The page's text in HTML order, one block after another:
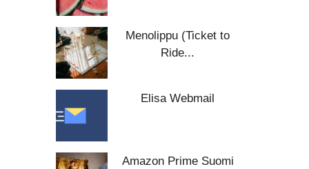
Menolippu (Ticket to
Ride...
Elisa Webmail
Amazon Prime Suomi